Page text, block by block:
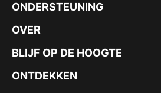
ONDERSTEUNING
OVER
BLIJF OP DE HOOGTE
ONTDEKKEN